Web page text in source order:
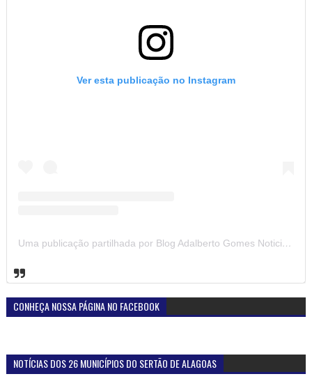
Ver esta publicação no Instagram
Uma publicação partilhada por Blog Adalberto Gomes Noticias (@blogadalbertogomesnoticiass)
CONHEÇA NOSSA PÁGINA NO FACEBOOK
NOTÍCIAS DOS 26 MUNICÍPIOS DO SERTÃO DE ALAGOAS